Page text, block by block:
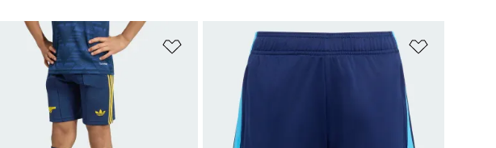
Liste de produits favoris Ajouter à la Liste de produits favoris